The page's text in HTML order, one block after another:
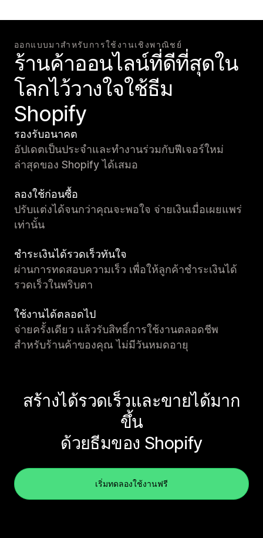
ออกแบบมาสำหรับการใช้งานเชิงพาณิชย์
ร้านค้าออนไลน์ที่ดีที่สุดใน
โลกไว้วางใจใช้ธีม
Shopify
รองรับอนาคต
อัปเดตเป็นประจำและทำงานร่วมกับฟีเจอร์ใหม่
ล่าสุดของ Shopify ได้เสมอ
ลองใช้ก่อนซื้อ
ปรับแต่งได้จนกว่าคุณจะพอใจ จ่ายเงินเมื่อเผยแพร่
เท่านั้น
ชำระเงินได้รวดเร็วทันใจ
ผ่านการทดสอบความเร็ว เพื่อให้ลูกค้าชำระเงินได้
รวดเร็วในพริบตา
ใช้งานได้ตลอดไป
จ่ายครั้งเดียว แล้วรับสิทธิ์การใช้งานตลอดชีพ
สำหรับร้านค้าของคุณ ไม่มีวันหมดอายุ
สร้างได้รวดเร็วและขายได้มาก
ขึ้น
ด้วยธีมของ Shopify
เริ่มทดลองใช้งานฟรี